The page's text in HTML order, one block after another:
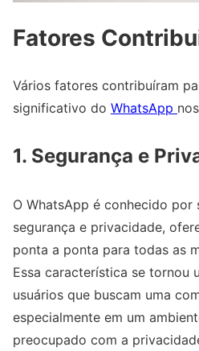
Fatores
Vários fatores contribuíram
significativo do WhatsApp
1. Segurança e
O WhatsApp é conhecido
segurança e privacidade,
ponta a ponta para todas as
Essa característica se tornou
usuários que buscam uma
especialmente em um
preocupado com a